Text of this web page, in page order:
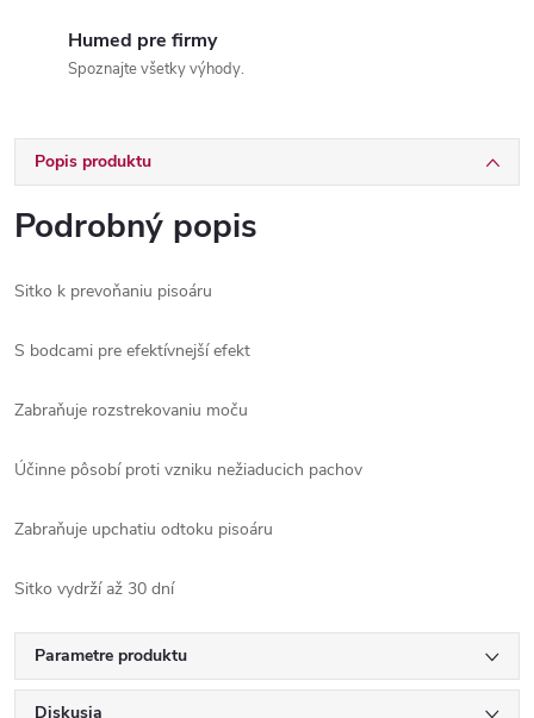
Humed pre firmy
Spoznajte všetky výhody.
Popis produktu
Podrobný popis
Sitko k prevoňaniu pisoáru
S bodcami pre efektívnejší efekt
Zabraňuje rozstrekovaniu moču
Účinne pôsobí proti vzniku nežiaducich pachov
Zabraňuje upchatiu odtoku pisoáru
Sitko vydrží až 30 dní
Parametre produktu
Diskusia